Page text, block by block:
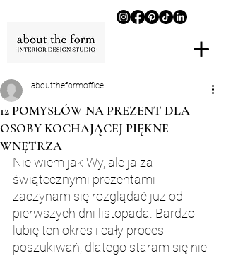
12 POMYSŁÓW NA PREZENT DLA
OSOBY KOCHAJĄCEJ PIĘKNE
WNĘTRZA
abouttheformoffice
Nie wiem jak Wy, ale ja za
świątecznymi prezentami
zaczynam się rozglądać już od
pierwszych dni listopada. Bardzo
lubię ten okres i cały proces
poszukiwań, dlatego staram się nie